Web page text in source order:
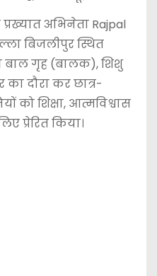
अभिनेता Rajpal
बिजलीपुर स्थित
बाल गृह (बालक), शिशु
दौरा कर छात्र-
को शिक्षा, आत्मविश्वास
प्रेरित किया।